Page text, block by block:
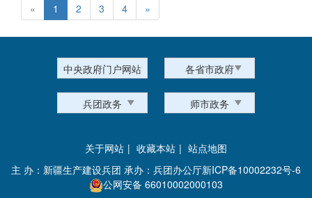
« 1 2 3 4 »
中央政府门户网站 各省市政府
兵团政务 师市政务
关于网站 | 收藏本站 | 站点地图
主 办：新疆生产建设兵团 承办：兵团办公厅新ICP备10002232号-6
公网安备 66010002000103